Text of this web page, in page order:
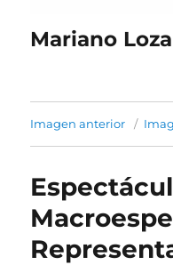
Mariano
Imagen anterior